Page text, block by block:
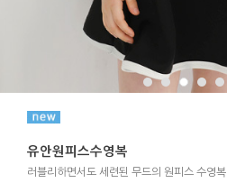
유안원피스수영복
러블리하면서도 세련된 무드의 원피스 수영복